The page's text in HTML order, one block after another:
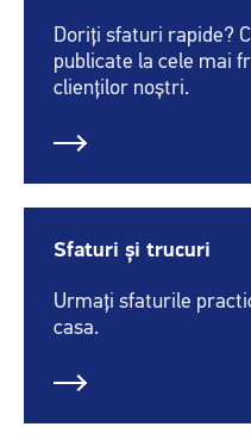
Doriți sfaturi rapide?
publicate la cele mai
clienților noștri.
Sfaturi și trucuri
Urmați sfaturile
casa.